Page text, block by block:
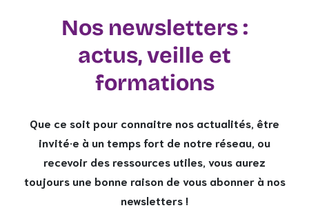
Nos newsletters :
actus, veille et
formations
Que ce soit pour connaitre nos actualités, être
invité·e à un temps fort de notre réseau, ou
recevoir des ressources utiles, vous aurez
toujours une bonne raison de vous abonner à nos
newsletters !